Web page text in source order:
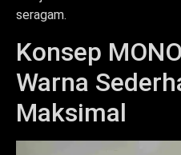
seragam.
Konsep
Warna
Maksimal